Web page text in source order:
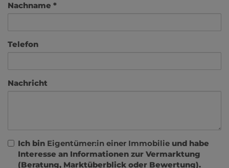
Nachname
Telefon
Nachricht
Ich bin Eigentümer:in einer Immobilie und habe
Interesse an Informationen zur Vermarktung
(Beratung, Marktüberblick oder Bewertung).